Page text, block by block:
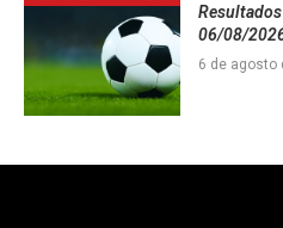
06/08/
6 de agosto